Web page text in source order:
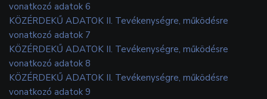
vonatkozó adatok 6
KÖZÉRDEKŰ ADATOK II. Tevékenységre, működésre
vonatkozó adatok 7
KÖZÉRDEKŰ ADATOK II. Tevékenységre, működésre
vonatkozó adatok 8
KÖZÉRDEKŰ ADATOK II. Tevékenységre, működésre
vonatkozó adatok 9